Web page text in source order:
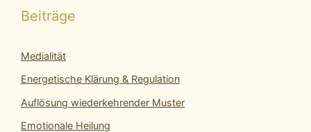
Beiträge
Medialität
Energetische Klärung & Regulation
Auflösung wiederkehrender Muster
Emotionale Heilung